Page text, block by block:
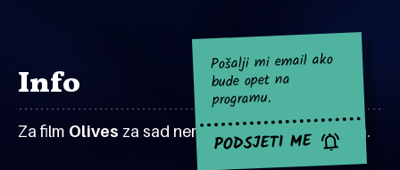
Info
Za film Olives za sad nema najavljenih projekcija.
Pošalji mi email ako
bude opet na
programu.
PODSJETI ME